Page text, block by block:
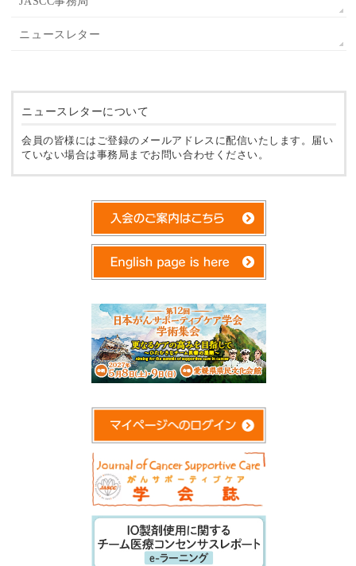
ニュースレター
ニュースレターについて
会員の皆様にはご登録のメールアドレスに配信いたします。届い
ていない場合は事務局までお問い合わせください。